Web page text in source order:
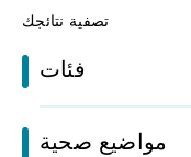
تصفية نتائجك
فئات
مواضيع صحية